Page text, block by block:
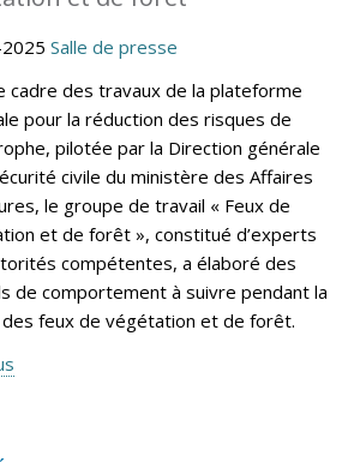
Salle de presse
cadre des travaux de la plateforme
pour la réduction des risques de
pilotée par la Direction générale
civile du ministère des Affaires
le groupe de travail « Feux de
et de forêt », constitué d’experts
compétentes, a élaboré des
de comportement à suivre pendant la
des feux de végétation et de forêt.